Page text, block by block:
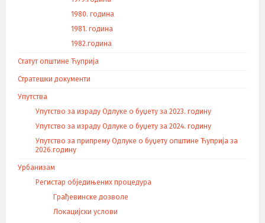
1980. година
1981. година
1982.година
Статут општине Ћуприја
Стратешки документи
Упутства
Упутство за израду Одлуке о буџету за 2023. годину
Упутство за израду Одлуке о буџету за 2024. годину
Упутство за припрему Одлуке о буџету општине Ћуприја за
2026.годину
Урбанизам
Регистар обједињених процедура
Грађевинске дозволе
Локацијски услови